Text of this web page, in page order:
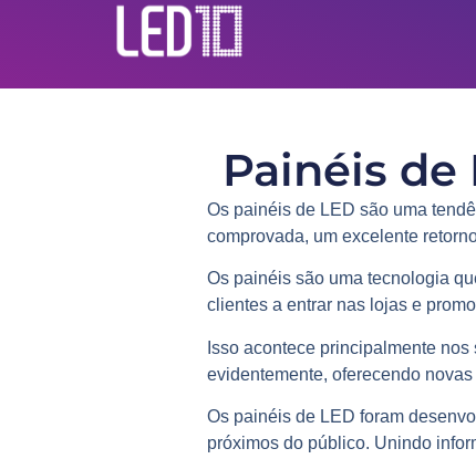
Painéis
Os painéis de LED são uma
comprovada, um excelente
Os painéis são uma tecnologia
clientes a entrar nas lojas e
Isso acontece principalmente nos
evidentemente, oferecendo
Os painéis de LED foram
próximos do público. Unindo